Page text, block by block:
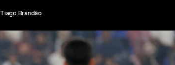
Tiago Brandão